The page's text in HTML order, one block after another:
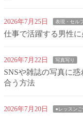
2026年7月25日 表現・セル
仕事で活躍する男性
2026年7月22日 写真写り
SNSや雑誌の写真に
合う方法
2026年7月20日 ●レッスン